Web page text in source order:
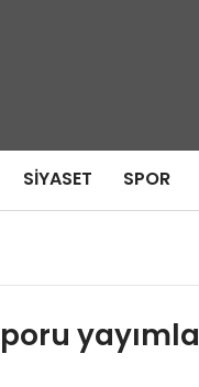
SIYASET SPOR